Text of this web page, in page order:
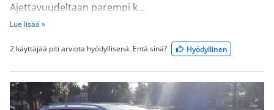
Ajettavuudeltaan parempi k...
Lue lisää »
2 käyttäjää piti arviota hyödyllisenä. Entä sinä? Hyödyllinen